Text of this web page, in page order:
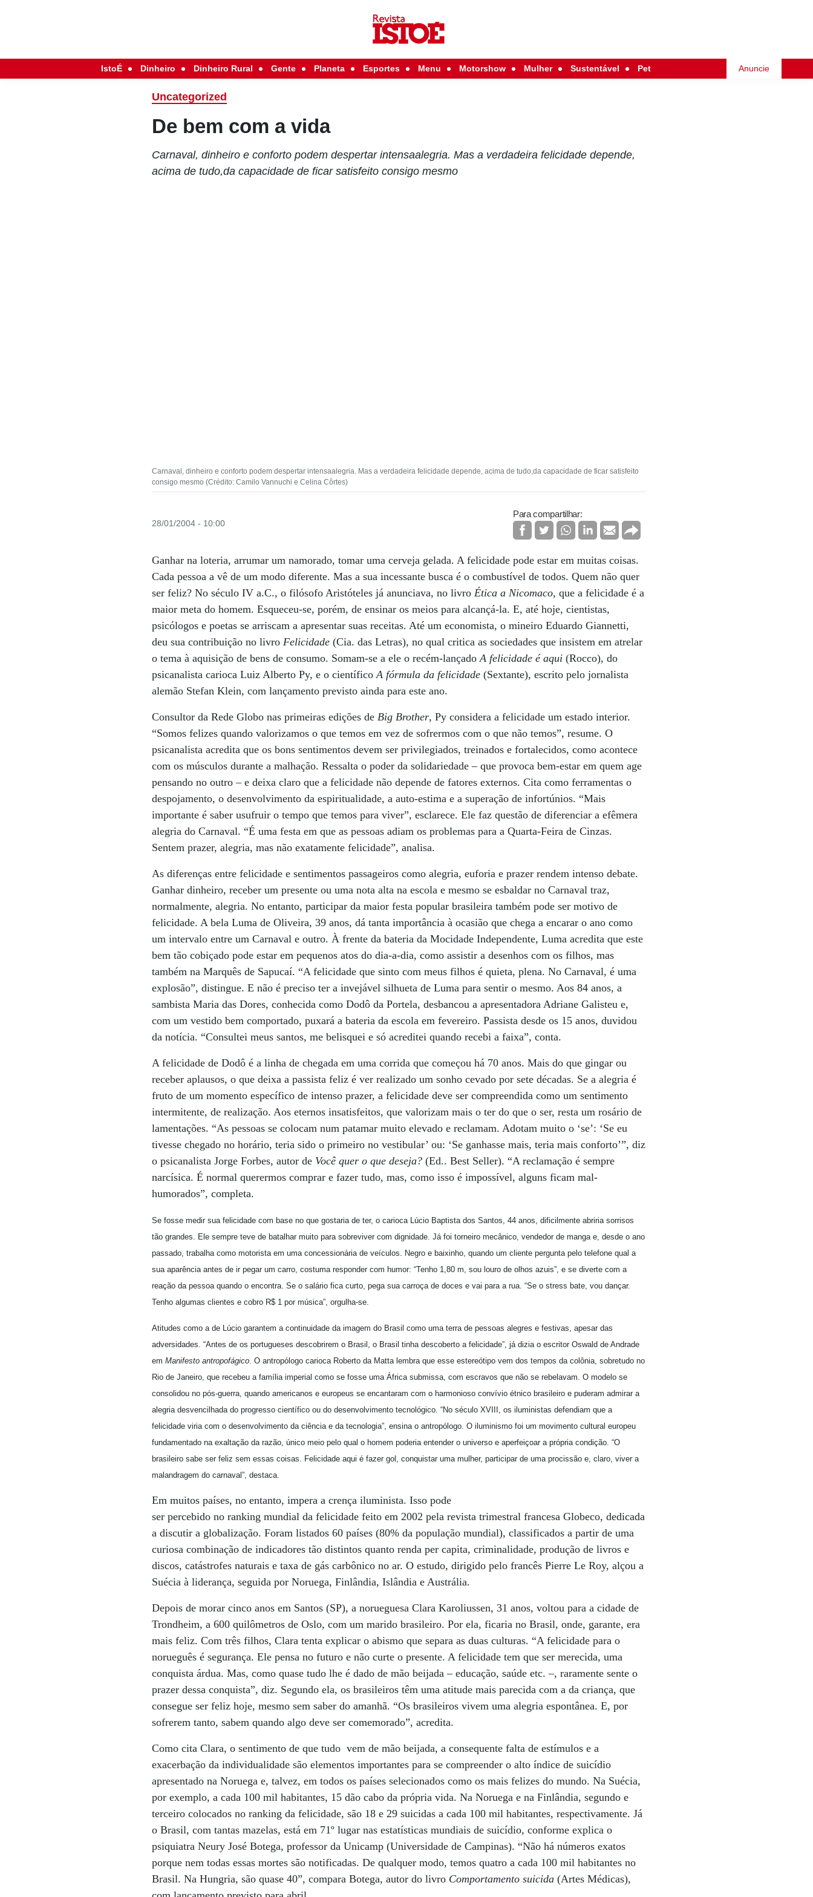
IstoÉ Dinheiro Dinheiro Rural Gente Planeta Esportes Menu Motorshow Mulher Sustentável Pet Anuncie
Uncategorized
De bem com a vida
Carnaval, dinheiro e conforto podem despertar intensaalegria. Mas a verdadeira felicidade depende,
acima de tudo,da capacidade de ficar satisfeito consigo mesmo
Carnaval, dinheiro e conforto podem despertar intensaalegria. Mas a verdadeira felicidade depende, acima de tudo,da capacidade de ficar satisfeito
consigo mesmo (Crédito: Camilo Vannuchi e Celina Côrtes)
28/01/2004 - 10:00
Para compartilhar:
Ganhar na loteria, arrumar um namorado, tomar uma cerveja gelada. A felicidade pode estar em muitas coisas.
Cada pessoa a vê de um modo diferente. Mas a sua incessante busca é o combustível de todos. Quem não quer
ser feliz? No século IV a.C., o filósofo Aristóteles já anunciava, no livroÉtica a Nicomaco, que a felicidade é a
maior meta do homem. Esqueceu-se, porém, de ensinar os meios para alcançá-la. E, até hoje, cientistas,
psicólogos e poetas se arriscam a apresentar suas receitas. Até um economista, o mineiro Eduardo Giannetti,
deu sua contribuição no livroFelicidade(Cia. das Letras), no qual critica as sociedades que insistem em atrelar
o tema à aquisição de bens de consumo. Somam-se a ele o recém-lançado A felicidade é aqui (Rocco), do
psicanalista carioca Luiz Alberto Py, e o científicoA fórmula da felicidade (Sextante), escrito pelo jornalista
alemão Stefan Klein, com lançamento previsto ainda para este ano.
Consultor da Rede Globo nas primeiras edições deBig Brother, Py considera a felicidade um estado interior.
“Somos felizes quando valorizamos o que temos em vez de sofrermos com o que não temos”, resume. O
psicanalista acredita que os bons sentimentos devem ser privilegiados, treinados e fortalecidos, como acontece
com os músculos durante a malhação. Ressalta o poder da solidariedade – que provoca bem-estar em quem age
pensando no outro – e deixa claro que a felicidade não depende de fatores externos. Cita como ferramentas o
despojamento, o desenvolvimento da espiritualidade, a auto-estima e a superação de infortúnios. “Mais
importante é saber usufruir o tempo que temos para viver”, esclarece. Ele faz questão de diferenciar a efêmera
alegria do Carnaval. “É uma festa em que as pessoas adiam os problemas para a Quarta-Feira de Cinzas.
Sentem prazer, alegria, mas não exatamente felicidade”, analisa.
As diferenças entre felicidade e sentimentos passageiros como alegria, euforia e prazer rendem intenso debate.
Ganhar dinheiro, receber um presente ou uma nota alta na escola e mesmo se esbaldar no Carnaval traz,
normalmente, alegria. No entanto, participar da maior festa popular brasileira também pode ser motivo de
felicidade. A bela Luma de Oliveira, 39 anos, dá tanta importância à ocasião que chega a encarar o ano como
um intervalo entre um Carnaval e outro. À frente da bateria da Mocidade Independente, Luma acredita que este
bem tão cobiçado pode estar em pequenos atos do dia-a-dia, como assistir a desenhos com os filhos, mas
também na Marquês de Sapucaí. “A felicidade que sinto com meus filhos é quieta, plena. No Carnaval, é uma
explosão”, distingue. E não é preciso ter a invejável silhueta de Luma para sentir o mesmo. Aos 84 anos, a
sambista Maria das Dores, conhecida como Dodô da Portela, desbancou a apresentadora Adriane Galisteu e,
com um vestido bem comportado, puxará a bateria da escola em fevereiro. Passista desde os 15 anos, duvidou
da notícia. “Consultei meus santos, me belisquei e só acreditei quando recebi a faixa”, conta.
A felicidade de Dodô é a linha de chegada em uma corrida que começou há 70 anos. Mais do que gingar ou
receber aplausos, o que deixa a passista feliz é ver realizado um sonho cevado por sete décadas. Se a alegria é
fruto de um momento específico de intenso prazer, a felicidade deve ser compreendida como um sentimento
intermitente, de realização. Aos eternos insatisfeitos, que valorizam mais o ter do que o ser, resta um rosário de
lamentações. “As pessoas se colocam num patamar muito elevado e reclamam. Adotam muito o ‘se’: ‘Se eu
tivesse chegado no horário, teria sido o primeiro no vestibular’ ou: ‘Se ganhasse mais, teria mais conforto’”, diz
o psicanalista Jorge Forbes, autor de Você quer o que deseja? (Ed.. Best Seller). “A reclamação é sempre
narcísica. É normal querermos comprar e fazer tudo, mas, como isso é impossível, alguns ficam mal-
humorados”, completa.
Se fosse medir sua felicidade com base no que gostaria de ter, o carioca Lúcio Baptista dos Santos, 44 anos, dificilmente abriria sorrisos
tão grandes. Ele sempre teve de batalhar muito para sobreviver com dignidade. Já foi torneiro mecânico, vendedor de manga e, desde o ano
passado, trabalha como motorista em uma concessionária de veículos. Negro e baixinho, quando um cliente pergunta pelo telefone qual a
sua aparência antes de ir pegar um carro, costuma responder com humor: “Tenho 1,80 m, sou louro de olhos azuis”, e se diverte com a
reação da pessoa quando o encontra. Se o salário fica curto, pega sua carroça de doces e vai para a rua. “Se o stress bate, vou dançar.
Tenho algumas clientes e cobro R$ 1 por música”, orgulha-se.
Atitudes como a de Lúcio garantem a continuidade da imagem do Brasil como uma terra de pessoas alegres e festivas, apesar das
adversidades. “Antes de os portugueses descobrirem o Brasil, o Brasil tinha descoberto a felicidade”, já dizia o escritor Oswald de Andrade
emManifesto antropofágico. O antropólogo carioca Roberto da Matta lembra que esse estereótipo vem dos tempos da colônia, sobretudo no
Rio de Janeiro, que recebeu a família imperial como se fosse uma África submissa, com escravos que não se rebelavam. O modelo se
consolidou no pós-guerra, quando americanos e europeus se encantaram com o harmonioso convívio étnico brasileiro e puderam admirar a
alegria desvencilhada do progresso científico ou do desenvolvimento tecnológico. “No século XVIII, os iluministas defendiam que a
felicidade viria com o desenvolvimento da ciência e da tecnologia”, ensina o antropólogo. O iluminismo foi um movimento cultural europeu
fundamentado na exaltação da razão, único meio pelo qual o homem poderia entender o universo e aperfeiçoar a própria condição. “O
brasileiro sabe ser feliz sem essas coisas. Felicidade aqui é fazer gol, conquistar uma mulher, participar de uma procissão e, claro, viver a
malandragem do carnaval”, destaca.
Em muitos países, no entanto, impera a crença iluminista. Isso pode
ser percebido no ranking mundial da felicidade feito em 2002 pela revista trimestral francesa Globeco, dedicada
a discutir a globalização. Foram listados 60 países (80% da população mundial), classificados a partir de uma
curiosa combinação de indicadores tão distintos quanto renda per capita, criminalidade, produção de livros e
discos, catástrofes naturais e taxa de gás carbônico no ar. O estudo, dirigido pelo francês Pierre Le Roy, alçou a
Suécia à liderança, seguida por Noruega, Finlândia, Islândia e Austrália.
Depois de morar cinco anos em Santos (SP), a norueguesa Clara Karoliussen, 31 anos, voltou para a cidade de
Trondheim, a 600 quilômetros de Oslo, com um marido brasileiro. Por ela, ficaria no Brasil, onde, garante, era
mais feliz. Com três filhos, Clara tenta explicar o abismo que separa as duas culturas. “A felicidade para o
norueguês é segurança. Ele pensa no futuro e não curte o presente. A felicidade tem que ser merecida, uma
conquista árdua. Mas, como quase tudo lhe é dado de mão beijada – educação, saúde etc. –, raramente sente o
prazer dessa conquista”, diz. Segundo ela, os brasileiros têm uma atitude mais parecida com a da criança, que
consegue ser feliz hoje, mesmo sem saber do amanhã. “Os brasileiros vivem uma alegria espontânea. E, por
sofrerem tanto, sabem quando algo deve ser comemorado”, acredita.
Como cita Clara, o sentimento de que tudo vem de mão beijada, a consequente falta de estímulos e a
exacerbação da individualidade são elementos importantes para se compreender o alto índice de suicídio
apresentado na Noruega e, talvez, em todos os países selecionados como os mais felizes do mundo. Na Suécia,
por exemplo, a cada 100 mil habitantes, 15 dão cabo da própria vida. Na Noruega e na Finlândia, segundo e
terceiro colocados no ranking da felicidade, são 18 e 29 suicidas a cada 100 mil habitantes, respectivamente. Já
o Brasil, com tantas mazelas, está em 71º lugar nas estatísticas mundiais de suicídio, conforme explica o
psiquiatra Neury José Botega, professor da Unicamp (Universidade de Campinas). “Não há números exatos
porque nem todas essas mortes são notificadas. De qualquer modo, temos quatro a cada 100 mil habitantes no
Brasil. Na Hungria, são quase 40”, compara Botega, autor do livro Comportamento suicida (Artes Médicas),